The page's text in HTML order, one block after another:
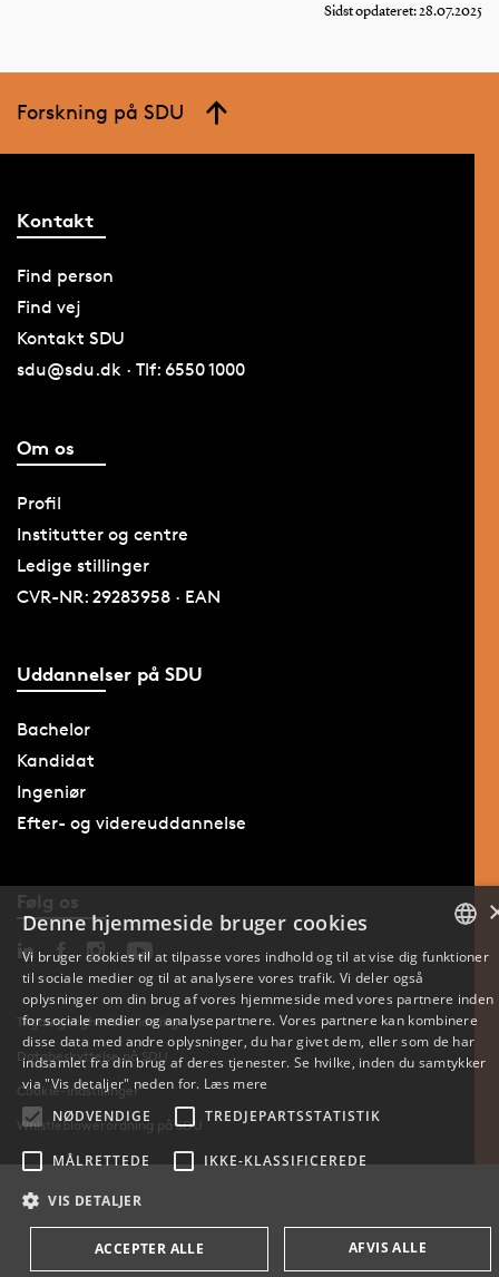
Sidst opdateret: 28.07.2025
Forskning på SDU
Kontakt
Find person
Find vej
Kontakt SDU
sdu@sdu.dk · Tlf: 6550 1000
Om os
Profil
Institutter og centre
Ledige stillinger
CVR-NR: 29283958 · EAN
Uddannelser på SDU
Bachelor
Kandidat
Ingeniør
Efter- og videreuddannelse
Følg os
Tilgængelighedserklæring
Databeskyttelse på SDU
Cookie-indstillinger
Whistleblowerordning på SDU
ENGLISH
Denne hjemmeside bruger cookies
Vi bruger cookies til at tilpasse vores indhold og til at vise dig funktioner
til sociale medier og til at analysere vores trafik. Vi deler også
oplysninger om din brug af vores hjemmeside med vores partnere inden
for sociale medier og analysepartnere. Vores partnere kan kombinere
disse data med andre oplysninger, du har givet dem, eller som de har
indsamlet fra din brug af deres tjenester. Se hvilke, inden du samtykker
via "Vis detaljer" neden for. Læs mere
NØDVENDIGE
TREDJEPARTSSTATISTIK
MÅLRETTEDE IKKE-KLASSIFICEREDE
VIS DETALJER
ACCEPTER ALLE AFVIS ALLE